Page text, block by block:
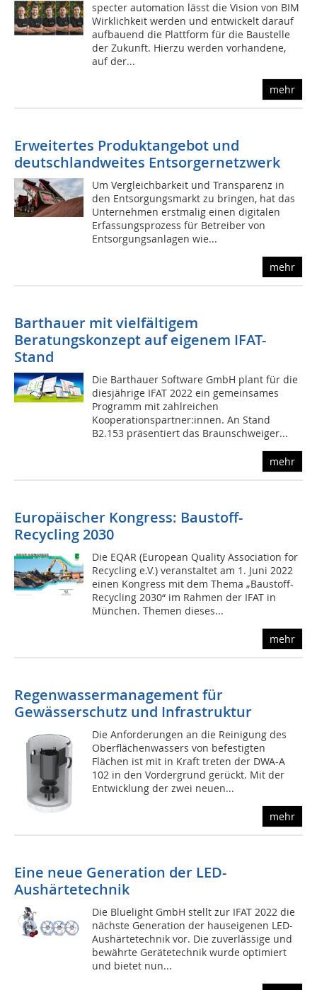
specter automation lässt die Vision von BIM
Wirklichkeit werden und entwickelt darauf
aufbauend die Plattform für die Baustelle
der Zukunft. Hierzu werden vorhandene,
auf der...
mehr
Erweitertes Produktangebot und
deutschlandweites Entsorgernetzwerk
Um Vergleichbarkeit und Transparenz in
den Entsorgungsmarkt zu bringen, hat das
Unternehmen erstmalig einen digitalen
Erfassungsprozess für Betreiber von
Entsorgungsanlagen wie...
mehr
Barthauer mit vielfältigem
Beratungskonzept auf eigenem IFAT-
Stand
Die Barthauer Software GmbH plant für die
diesjährige IFAT 2022 ein gemeinsames
Programm mit zahlreichen
Kooperationspartner:innen. An Stand
B2.153 präsentiert das Braunschweiger...
mehr
Europäischer Kongress: Baustoff-
Recycling 2030
Die EQAR (European Quality Association for
Recycling e.V.) veranstaltet am 1. Juni 2022
einen Kongress mit dem Thema „Baustoff-
Recycling 2030“ im Rahmen der IFAT in
München. Themen dieses...
mehr
Regenwassermanagement für
Gewässerschutz und Infrastruktur
Die Anforderungen an die Reinigung des
Oberflächenwassers von befestigten
Flächen ist mit in Kraft treten der DWA-A
102 in den Vordergrund gerückt. Mit der
Entwicklung der zwei neuen...
mehr
Eine neue Generation der LED-
Aushärtetechnik
Die Bluelight GmbH stellt zur IFAT 2022 die
nächste Generation der hauseigenen LED-
Aushärtetechnik vor. Die zuverlässige und
bewährte Gerätetechnik wurde optimiert
und bietet nun...